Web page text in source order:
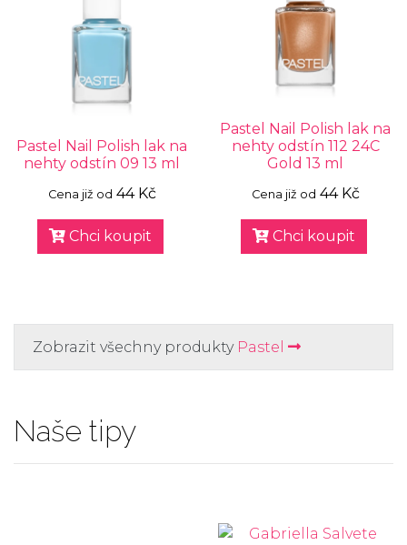
Pastel Nail Polish lak na
nehty odstín 09 13 ml
Cena již od 44 Kč
Chci koupit
Pastel Nail Polish lak na
nehty odstín 112 24C
Gold 13 ml
Cena již od 44 Kč
Chci koupit
Zobrazit všechny produkty Pastel
Naše tipy